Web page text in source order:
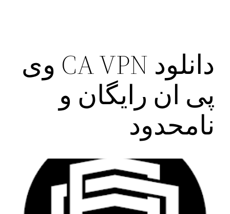
دانلود CA VPN وی
پی ان رایگان و‌
نامحدود